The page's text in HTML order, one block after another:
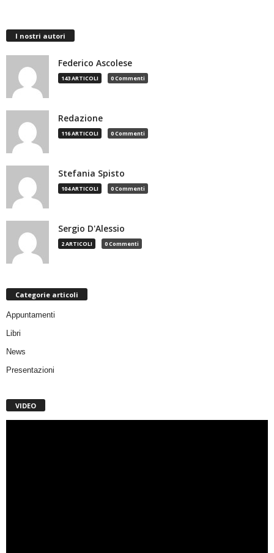
I nostri autori
Federico Ascolese
143 ARTICOLI 0 Commenti
Redazione
116 ARTICOLI 0 Commenti
Stefania Spisto
104 ARTICOLI 0 Commenti
Sergio D'Alessio
2 ARTICOLI 0 Commenti
Categorie articoli
Appuntamenti
Libri
News
Presentazioni
VIDEO